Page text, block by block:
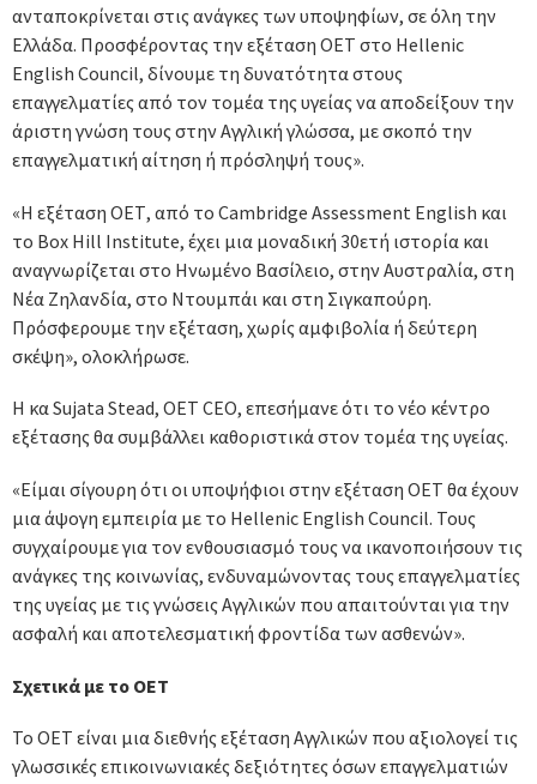
ανταποκρίνεται στις ανάγκες των υποψηφίων, σε όλη την
Ελλάδα. Προσφέροντας την εξέταση ΟΕΤ στο Hellenic
English Council, δίνουμε τη δυνατότητα στους
επαγγελματίες από τον τομέα της υγείας να αποδείξουν την
άριστη γνώση τους στην Αγγλική γλώσσα, με σκοπό την
επαγγελματική αίτηση ή πρόσληψή τους».
«Η εξέταση ΟΕΤ, από το Cambridge Assessment English και
το Box Hill Institute, έχει μια μοναδική 30ετή ιστορία και
αναγνωρίζεται στο Ηνωμένο Βασίλειο, στην Αυστραλία, στη
Νέα Ζηλανδία, στο Ντουμπάι και στη Σιγκαπούρη.
Πρόσφερουμε την εξέταση, χωρίς αμφιβολία ή δεύτερη
σκέψη», ολοκλήρωσε.
Η κα Sujata Stead, OET CEO, επεσήμανε ότι το νέο κέντρο
εξέτασης θα συμβάλλει καθοριστικά στον τομέα της υγείας.
«Είμαι σίγουρη ότι οι υποψήφιοι στην εξέταση ΟΕΤ θα έχουν
μια άψογη εμπειρία με το Hellenic English Council. Τους
συγχαίρουμε για τον ενθουσιασμό τους να ικανοποιήσουν τις
ανάγκες της κοινωνίας, ενδυναμώνοντας τους επαγγελματίες
της υγείας με τις γνώσεις Αγγλικών που απαιτούνται για την
ασφαλή και αποτελεσματική φροντίδα των ασθενών».
Σχετικά με το ΟΕΤ
Το ΟΕΤ είναι μια διεθνής εξέταση Αγγλικών που αξιολογεί τις
γλωσσικές επικοινωνιακές δεξιότητες όσων επαγγελματιών